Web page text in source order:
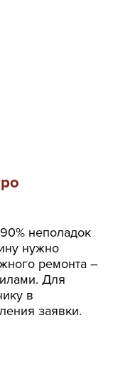
неполадок
нужно
ремонта –
Для
в
заявки.